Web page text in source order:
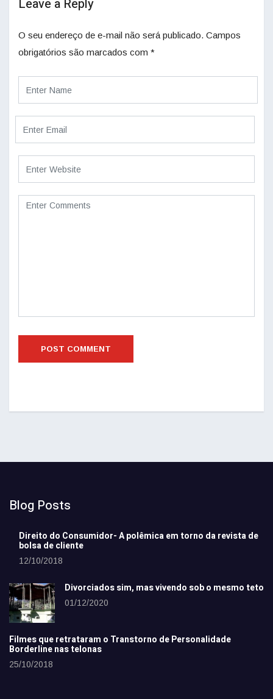
Leave a Reply
O seu endereço de e-mail não será publicado. Campos
obrigatórios são marcados com *
Blog Posts
Direito do Consumidor- A polêmica em torno da revista de
bolsa de cliente
12/10/2018
Divorciados sim, mas vivendo sob o mesmo teto
01/12/2020
Filmes que retrataram o Transtorno de Personalidade
Borderline nas telonas
25/10/2018